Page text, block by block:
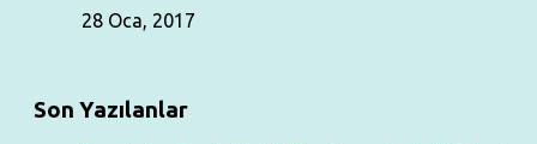
28 Oca, 2017
Son Yazılanlar